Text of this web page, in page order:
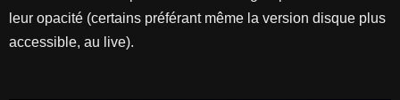
leur opacité (certains préférant même la version disque plus
accessible, au live).